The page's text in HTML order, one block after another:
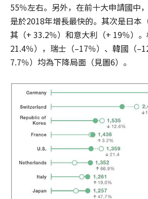
55％左右。另外，在前十大申請國中
是於2018年增長最快的。其次是日本
其（+ 33.2％）和意大利（+ 19％）
21.4％），瑞士（–17％）、韓國（
7.7％）均為下降局面（見圖6）。